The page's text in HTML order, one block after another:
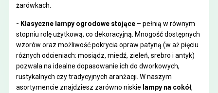
żarówkach.
- Klasyczne lampy ogrodowe stojące– pełnią w równym
stopniu rolę użytkową, co dekoracyjną. Mnogość dostępnych
wzorów oraz możliwość pokrycia opraw patyną (w aż pięciu
różnych odcieniach: mosiądz, miedź, zieleń, srebro i antyk)
pozwala na idealne dopasowanie ich do dworkowych,
rustykalnych czy tradycyjnych aranżacji. W naszym
asortymencie znajdziesz zarówno niskie lampy na cokół,